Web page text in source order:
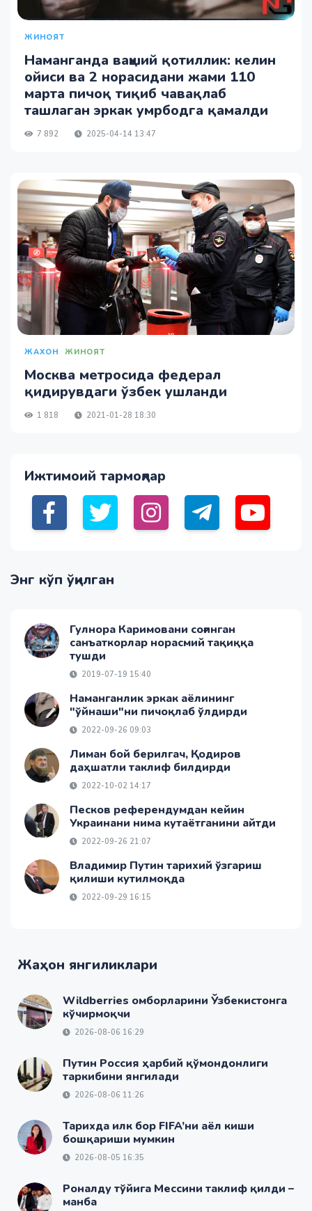
ЖИНОЯТ
Наманганда ваҳший қотиллик: келин
ойиси ва 2 норасидани жами 110
марта пичоқ тиқиб чавақлаб
ташлаган эркак умрбодга қамалди
7 892 2025-04-14 13:47
ЖАХОН ЖИНОЯТ
Москва метросида федерал
қидирувдаги ўзбек ушланди
1 818 2021-01-28 18:30
Ижтимоий тармоқлар
Энг кўп ўқилган
Гулнора Каримовани соғинган
санъаткорлар норасмий тақиққа
тушди
2019-07-19 15:40
Наманганлик эркак аёлининг
"ўйнаши"ни пичоқлаб ўлдирди
2022-09-26 09:03
Лиман бой берилгач, Қодиров
даҳшатли таклиф билдирди
2022-10-02 14:17
Песков референдумдан кейин
Украинани нима кутаётганини айтди
2022-09-26 21:07
Владимир Путин тарихий ўзгариш
қилиши кутилмоқда
2022-09-29 16:15
Жаҳон янгиликлари
Wildberries омборларини Ўзбекистонга
кўчирмоқчи
2026-08-06 16:29
Путин Россия ҳарбий қўмондонлиги
таркибини янгилади
2026-08-06 11:26
Тарихда илк бор FIFA’ни аёл киши
бошқариши мумкин
2026-08-05 16:35
Роналду тўйига Мессини таклиф қилди –
манба